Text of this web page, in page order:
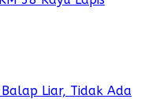
Liar, Tidak Ada